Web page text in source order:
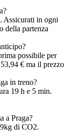
Assicurati in ogni
della partenza
possibile per
€ ma il prezzo
in treno?
19 h e 5 min.
a Praga?
di CO2.